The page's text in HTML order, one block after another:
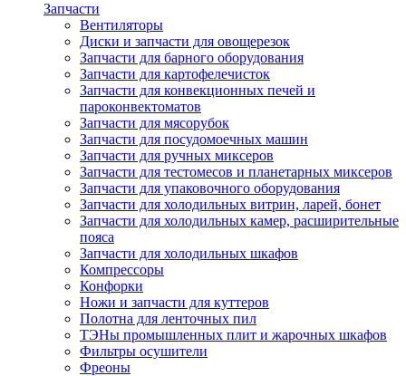
Запчасти
Вентиляторы
Диски и запчасти для овощерезок
Запчасти для барного оборудования
Запчасти для картофелечисток
Запчасти для конвекционных печей и
пароконвектоматов
Запчасти для мясорубок
Запчасти для посудомоечных машин
Запчасти для ручных миксеров
Запчасти для тестомесов и планетарных миксеров
Запчасти для упаковочного оборудования
Запчасти для холодильных витрин, ларей, бонет
Запчасти для холодильных камер, расширительные
пояса
Запчасти для холодильных шкафов
Компрессоры
Конфорки
Ножи и запчасти для куттеров
Полотна для ленточных пил
ТЭНы промышленных плит и жарочных шкафов
Фильтры осушители
Фреоны